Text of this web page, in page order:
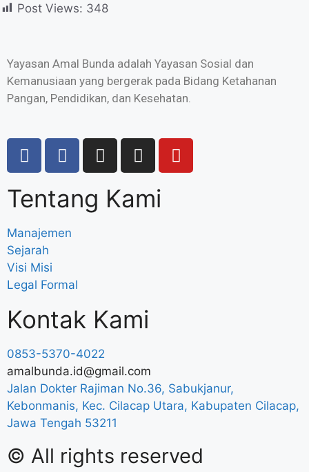
Post Views: 348
Yayasan Amal Bunda adalah Yayasan Sosial dan
Kemanusiaan yang bergerak pada Bidang Ketahanan
Pangan, Pendidikan, dan Kesehatan.
Tentang Kami
Manajemen
Sejarah
Visi Misi
Legal Formal
Kontak Kami
0853-5370-4022
amalbunda.id@gmail.com
Jalan Dokter Rajiman No.36, Sabukjanur,
Kebonmanis, Kec. Cilacap Utara, Kabupaten Cilacap,
Jawa Tengah 53211
© All rights reserved